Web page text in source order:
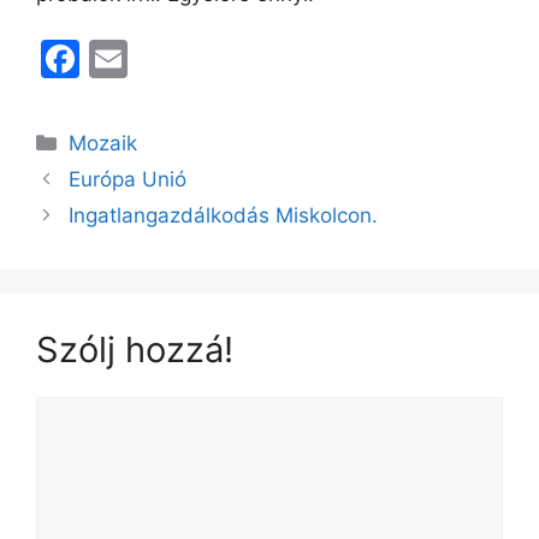
F
c
e
b
k
ai
l
Kategória
Mozaik
Európa Unió
Ingatlangazdálkodás Miskolcon.
Szólj hozzá!